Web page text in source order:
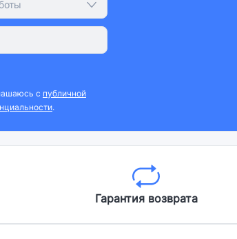
с публичной
.
Гарантия возврата